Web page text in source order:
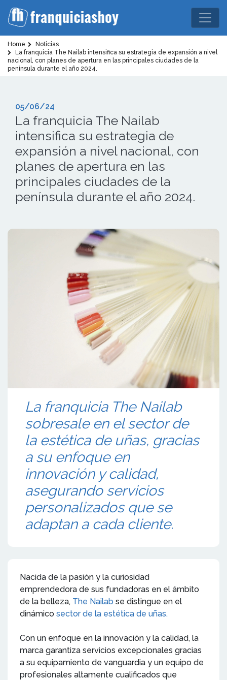
Home
Noticias
La franquicia The Nailab intensifica su estrategia de expansión a nivel
nacional, con planes de apertura en las principales ciudades de la
península durante el año 2024.
05/06/24
La franquicia The Nailab
intensifica su estrategia de
expansión a nivel nacional, con
planes de apertura en las
principales ciudades de la
península durante el año 2024.
La franquicia The Nailab
sobresale en el sector de
la estética de uñas, gracias
a su enfoque en
innovación y calidad,
asegurando servicios
personalizados que se
adaptan a cada cliente.
Nacida de la pasión y la curiosidad
emprendedora de sus fundadoras en el ámbito
de la belleza, The Nailab se distingue en el
dinámico sector de la estética de uñas.
Con un enfoque en la innovación y la calidad, la
marca garantiza servicios excepcionales gracias
a su equipamiento de vanguardia y un equipo de
profesionales altamente cualificados que